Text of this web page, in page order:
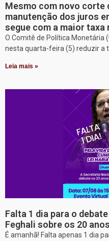
Mesmo com novo corte
manutenção dos juros
segue com a maior taxa
O Comitê de Política Monetária
nesta quarta-feira (5) reduzir a
Leia mais »
Falta 1 dia para o
Feghali sobre os 20
É amanhã! Falta apenas 1 dia